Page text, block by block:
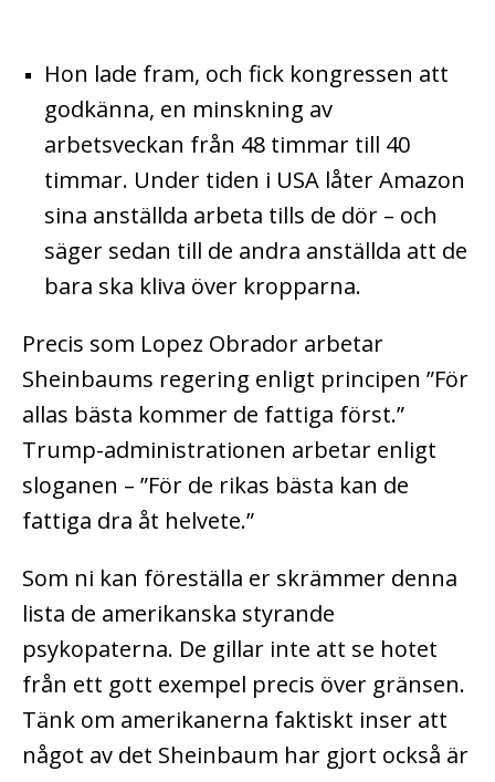
Hon lade fram, och fick kongressen att
godkänna, en minskning av
arbetsveckan från 48 timmar till 40
timmar. Under tiden i USA låter Amazon
sina anställda arbeta tills de dör – och
säger sedan till de andra anställda att de
bara ska kliva över kropparna.
Precis som Lopez Obrador arbetar
Sheinbaums regering enligt principen ”För
allas bästa kommer de fattiga först.”
Trump-administrationen arbetar enligt
sloganen – ”För de rikas bästa kan de
fattiga dra åt helvete.”
Som ni kan föreställa er skrämmer denna
lista de amerikanska styrande
psykopaterna. De gillar inte att se hotet
från ett gott exempel precis över gränsen.
Tänk om amerikanerna faktiskt inser att
något av det Sheinbaum har gjort också är